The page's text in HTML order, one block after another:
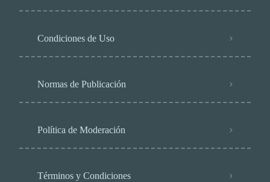
Condiciones de Uso
Normas de Publicación
Política de Moderación
Términos y Condiciones